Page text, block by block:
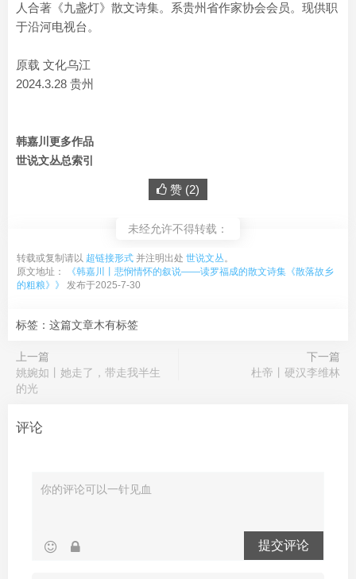
人合著《九盏灯》散文诗集。系贵州省作家协会会员。现供职
于沿河电视台。
原载 文化乌江
2024.3.28 贵州
韩嘉川更多作品
世说文丛总索引
赞 (2)
未经允许不得转载：
转载或复制请以 超链接形式 并注明出处 世说文丛。
原文地址：
《韩嘉川丨悲悯情怀的叙说——读罗福成的散文诗集《散落故乡
的粗粮》》
发布于2025-7-30
标签：这篇文章木有标签
上一篇
姚婉如丨她走了，带走我半生
的光
下一篇
杜帝丨硬汉李维林
评论
提交评论